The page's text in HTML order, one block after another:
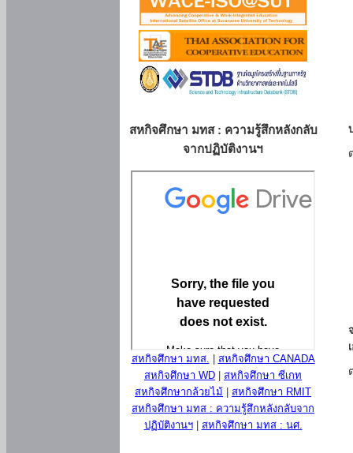
สหกิจศึกษา มทส : ความรู้สึกหลังกลับ
จากปฏิบัติงานฯ
สหกิจศึกษา มทส.
สหกิจศึกษา CANADA
สหกิจศึกษา WD
สหกิจศึกษา ซีเกท
สหกิจศึกษากล้วยไม้
สหกิจศึกษา RMIT
สหกิจศึกษา มทส : ความรู้สึกหลังกลับจาก
ปฏิบัติงานฯ| สหกิจศึกษา มทส : นศ.